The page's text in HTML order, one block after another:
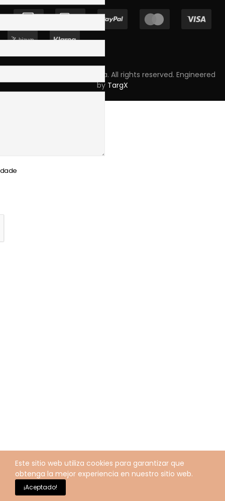
Copyright © 2023 Skpro, Lda. All rights reserved. Engineered
by TargX
Este sitio web utiliza cookies para garantizar que
obtenga la mejor experiencia en nuestro sitio web.
¡Aceptado!